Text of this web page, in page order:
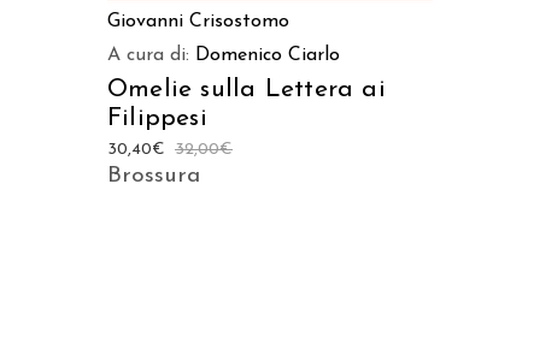
Giovanni Crisostomo
A cura di: Domenico Ciarlo
Omelie sulla Lettera ai
Filippesi
32,00€
30,40€
Brossura